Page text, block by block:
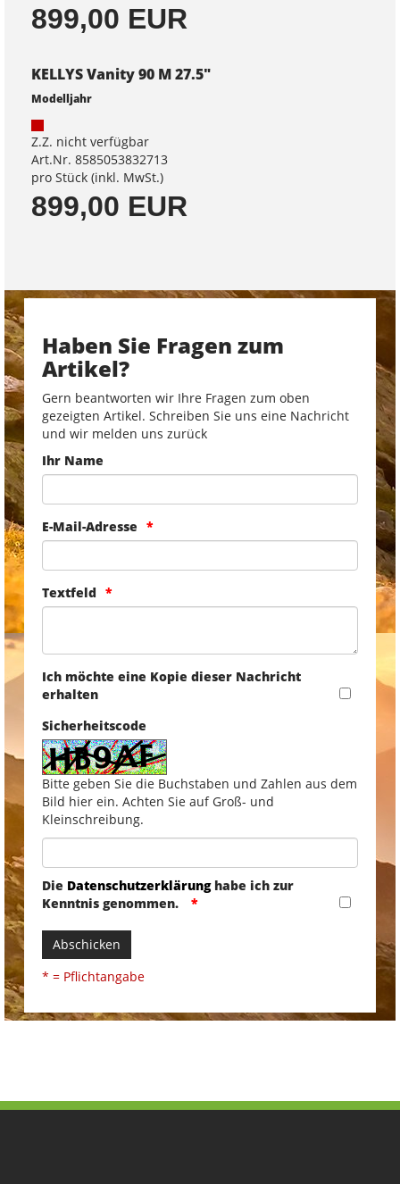
899,00 EUR
KELLYS Vanity 90 M 27.5"
Modelljahr
Z.Z. nicht verfügbar
Art.Nr. 8585053832713
pro Stück (inkl. MwSt.)
899,00 EUR
Haben Sie Fragen zum
Artikel?
Gern beantworten wir Ihre Fragen zum oben
gezeigten Artikel. Schreiben Sie uns eine Nachricht
und wir melden uns zurück
Ihr Name
E-Mail-Adresse
Textfeld
Ich möchte eine Kopie dieser Nachricht
erhalten
Sicherheitscode
Bitte geben Sie die Buchstaben und Zahlen aus dem
Bild hier ein. Achten Sie auf Groß- und
Kleinschreibung.
Die Datenschutzerklärunghabe ich zur
Kenntnis genommen.
Abschicken
* = Pflichtangabe